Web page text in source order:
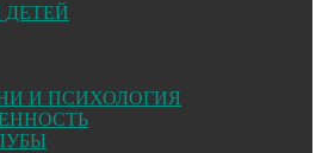
ДЕТЕЙ
И ПСИХОЛОГИЯ